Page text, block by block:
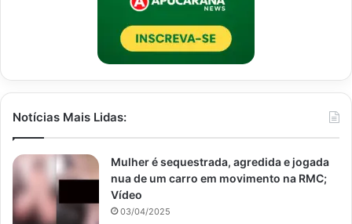
Notícias Mais Lidas:
Mulher é sequestrada, agredida e jogada
nua de um carro em movimento na RMC;
Vídeo
03/04/2025